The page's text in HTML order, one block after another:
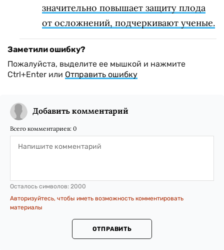
значительно повышает защиту плода
от осложнений, подчеркивают ученые.
Заметили ошибку?
Пожалуйста, выделите ее мышкой и нажмите
Ctrl+Enter или Отправить ошибку
Добавить комментарий
Всего комментариев: 0
Осталось символов: 2000
Авторизуйтесь, чтобы иметь возможность комментировать
материалы
ОТПРАВИТЬ